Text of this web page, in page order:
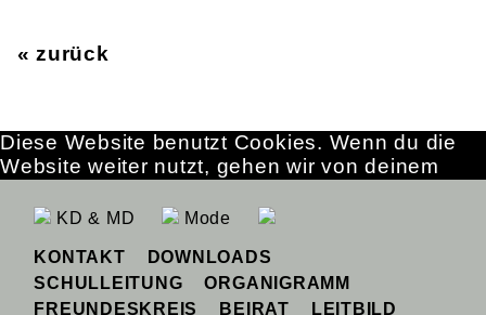
« zurück
KD & MD Mode
KONTAKT
DOWNLOADS
SCHULLEITUNG
ORGANIGRAMM
FREUNDESKREIS
BEIRAT LEITBILD
Diese Website benutzt Cookies. Wenn du die
Website weiter nutzt, gehen wir von deinem